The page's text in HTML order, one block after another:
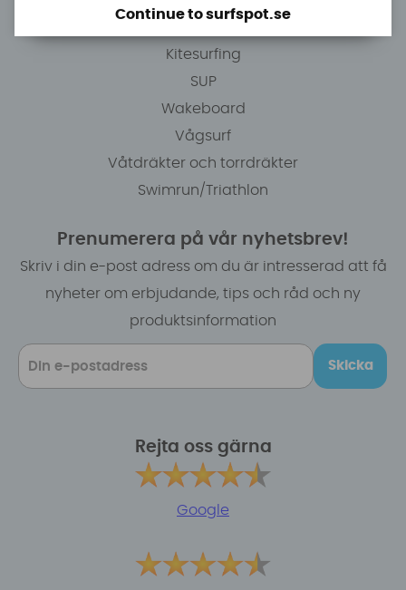
Kitesurfing
SUP
Wakeboard
Vågsurf
Våtdräkter och torrdräkter
Swimrun/Triathlon
Prenumerera på vår nyhetsbrev!
Skriv i din e-post adress om du är intresserad att få
nyheter om erbjudande, tips och råd och ny
produktsinformation
Skicka
Rejta oss gärna
Google
Continue to surfspot.se